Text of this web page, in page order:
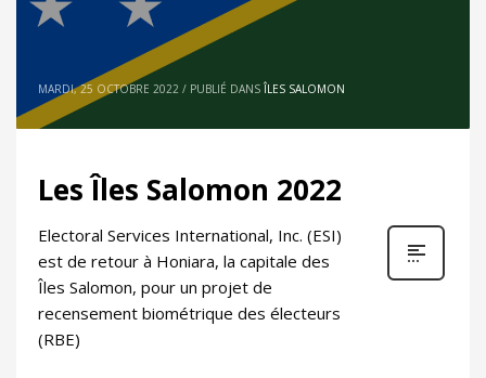
MARDI, 25 OCTOBRE 2022 / PUBLIÉ DANS ÎLES SALOMON
Les Îles Salomon 2022
Electoral Services International, Inc. (ESI)
est de retour à Honiara, la capitale des
Îles Salomon, pour un projet de
recensement biométrique des électeurs
(RBE)